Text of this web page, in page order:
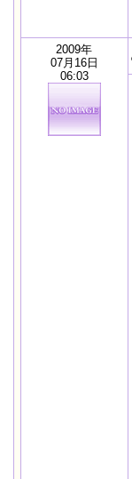
2009年
07月16日
06:03